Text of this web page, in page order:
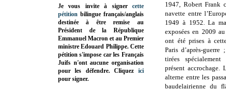
1947, Robert Frank
navette entre
1949 à 1952. La
exposées en 2009
ont été prises à
Paris d’après-
tirées
présent
alterne entre les
baudelairienne du
Je vous invite à signer cette
pétition bilingue français/anglais
destinée à être remise au
Président de la République
Emmanuel Macron et au Premier
ministre Edouard Philippe. Cette
pétition s'impose car les Français
Juifs n'ont aucune organisation
pour les défendre. Cliquez
ici
pour signer.